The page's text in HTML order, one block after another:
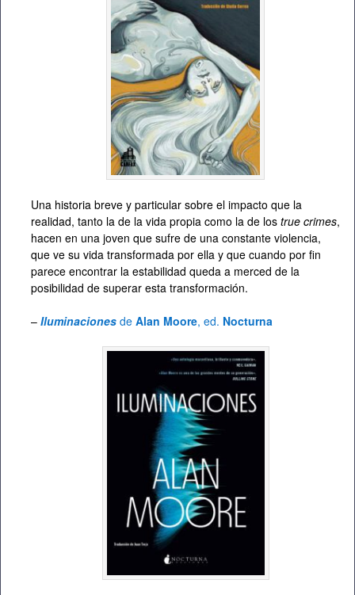
Una historia breve y particular sobre el impacto que la
realidad, tanto la de la vida propia como la de los true crimes,
hacen en una joven que sufre de una constante violencia,
que ve su vida transformada por ella y que cuando por fin
parece encontrar la estabilidad queda a merced de la
posibilidad de superar esta transformación.
– Iluminaciones de Alan Moore, ed. Nocturna